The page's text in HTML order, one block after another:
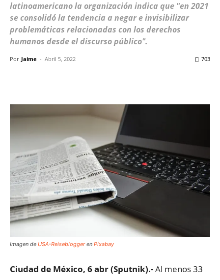
latinoamericano la organización indica que "en 2021
se consolidó la tendencia a negar e invisibilizar
problemáticas relacionadas con los derechos
humanos desde el discurso público".
Por Jaime - Abril 5, 2022 703
Imagen de USA-Reisebloggeren Pixabay
Ciudad de México, 6 abr (Sputnik).-Al menos 33